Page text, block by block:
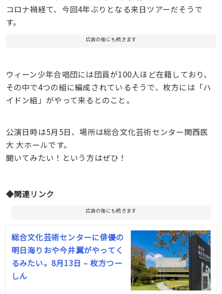
コロナ禍経て、今回4年ぶりとなる来日ツアーだそうで
す。
広告の後にも続きます
ウィーン少年合唱団には団員が100人ほど在籍しており、
その中で4つの組に編成されているそうで、枚方には「ハ
イドン組」がやって来るとのこと。
公演日時は5月5日、場所は総合文化芸術センター関西医
大 大ホールです。
聞いてみたい！という方はぜひ！
◆関連リンク
広告の後にも続きます
総合文化芸術センターに俳優の
明日海りおや今井翼がやってく
るみたい。8月13日 – 枚方つー
しん